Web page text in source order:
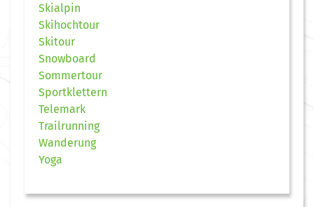
Skialpin
Skihochtour
Skitour
Snowboard
Sommertour
Sportklettern
Telemark
Trailrunning
Wanderung
Yoga